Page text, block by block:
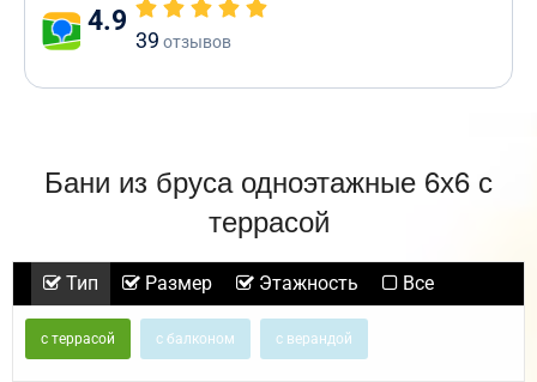
4.9
39 отзывов
Бани из бруса одноэтажные 6х6 с
террасой
Тип Размер Этажность Все
с террасой с балконом с верандой